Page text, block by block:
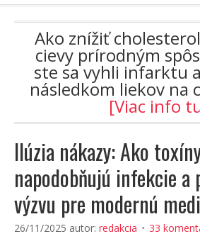
Ako znížiť
cievy prírodným
ste sa vyhli infarktu
následkom liekov na
[Viac info
Ilúzia nákazy: Ako
napodobňujú infekcie a
výzvu pre modernú
26/11/2025 autor: redakcia 33